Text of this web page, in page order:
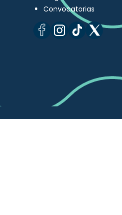
Convocatorias